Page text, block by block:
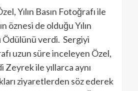
Yılın Basın Fotoğrafı ile
öznesi de olduğu Yılın
Ödülünü verdi. Sergiyi
uzun süre inceleyen Özel,
Zeyrek ile yıllarca aynı
ziyaretlerden söz ederek